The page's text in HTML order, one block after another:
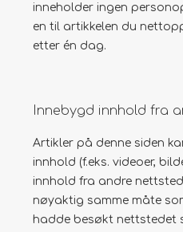
inneholder ingen
en til artikkelen du
etter én dag.
Innebygd innhold fra
Artikler på denne siden
innhold (f.eks. videoer,
innhold fra andre
nøyaktig samme måte
hadde besøkt nettstedet